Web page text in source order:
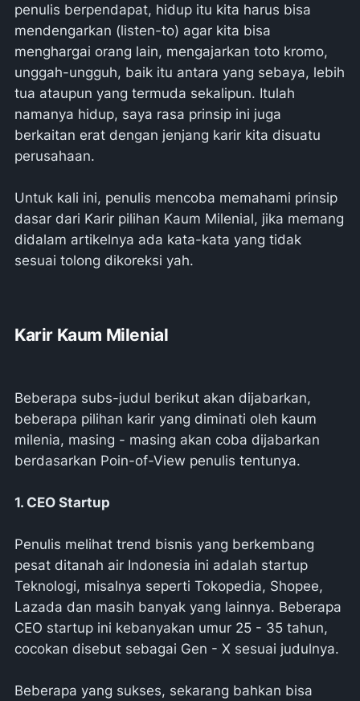
penulis berpendapat, hidup itu kita harus bisa
mendengarkan (listen-to) agar kita bisa
menghargai orang lain, mengajarkan toto kromo,
unggah-ungguh, baik itu antara yang sebaya, lebih
tua ataupun yang termuda sekalipun. Itulah
namanya hidup, saya rasa prinsip ini juga
berkaitan erat dengan jenjang karir kita disuatu
perusahaan.
Untuk kali ini, penulis mencoba memahami prinsip
dasar dari Karir pilihan Kaum Milenial, jika memang
didalam artikelnya ada kata-kata yang tidak
sesuai tolong dikoreksi yah.
Karir Kaum Milenial
Beberapa subs-judul berikut akan dijabarkan,
beberapa pilihan karir yang diminati oleh kaum
milenia, masing - masing akan coba dijabarkan
berdasarkan Poin-of-View penulis tentunya.
1. CEO Startup
Penulis melihat trend bisnis yang berkembang
pesat ditanah air Indonesia ini adalah startup
Teknologi, misalnya seperti Tokopedia, Shopee,
Lazada dan masih banyak yang lainnya. Beberapa
CEO startup ini kebanyakan umur 25 - 35 tahun,
cocokan disebut sebagai Gen - X sesuai judulnya.
Beberapa yang sukses, sekarang bahkan bisa